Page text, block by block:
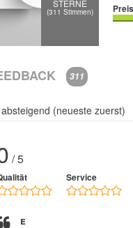
STERNE
(311 Stimmen)
311
/ 5
Service
e